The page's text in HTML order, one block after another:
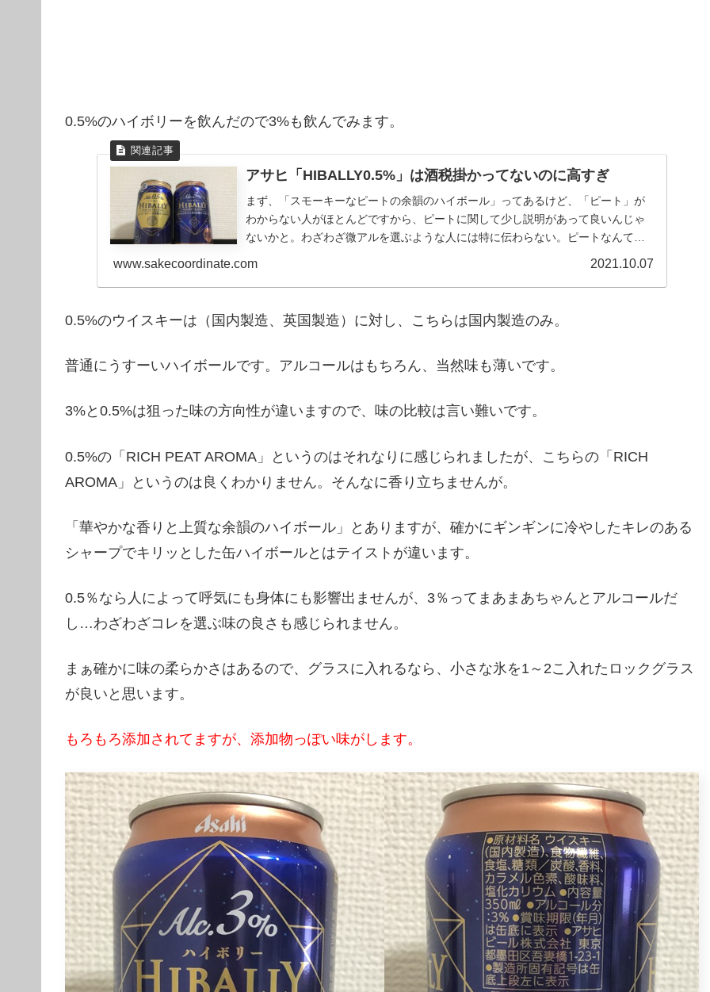
0.5%のハイボリーを飲んだので3%も飲んでみます。
アサヒ「HIBALLY0.5%」は酒税掛かってないのに高すぎ
まず、「スモーキーなピートの余韻のハイボール」ってあるけど、「ピート」が
わからない人がほとんどですから、ピートに関して少し説明があって良いんじゃ
ないかと。わざわざ微アルを選ぶような人には特に伝わらない。ピートなんて知
www.sakecoordinate.com 2021.10.07
0.5%のウイスキーは（国内製造、英国製造）に対し、こちらは国内製造のみ。
普通にうすーいハイボールです。アルコールはもちろん、当然味も薄いです。
3%と0.5%は狙った味の方向性が違いますので、味の比較は言い難いです。
0.5%の「RICH PEAT AROMA」というのはそれなりに感じられましたが、こちらの「RICH
AROMA」というのは良くわかりません。そんなに香り立ちませんが。
「華やかな香りと上質な余韻のハイボール」とありますが、確かにギンギンに冷やしたキレのある
シャープでキリッとした缶ハイボールとはテイストが違います。
0.5％なら人によって呼気にも身体にも影響出ませんが、3％ってまあまあちゃんとアルコールだ
し…わざわざコレを選ぶ味の良さも感じられません。
まぁ確かに味の柔らかさはあるので、グラスに入れるなら、小さな氷を1～2こ入れたロックグラス
が良いと思います。
もろもろ添加されてますが、添加物っぽい味がします。